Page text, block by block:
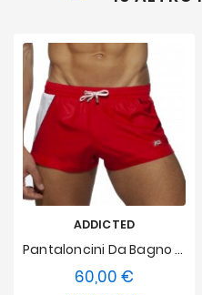
ADDICTED
Pantaloncini Da Bagno Racing Side - Rosso
60,00 €